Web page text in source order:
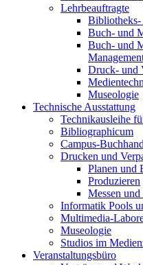
Lehrbeauftragte
Bibliotheks-
Buch- und
Buch- und
Druck- und
Museologie
Technische Ausstattung
Technikausleihe
Bibliographicum
Campus-
Drucken und
Planen und
Produzieren
Messen und
Informatik Pools
Multimedia-
Museologie
Studios im
Veranstaltungsbüro